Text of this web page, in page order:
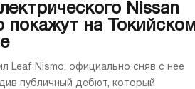
Nissan
покажут на Токийском
Leaf Nismo, официально сняв с нее
публичный дебют, который